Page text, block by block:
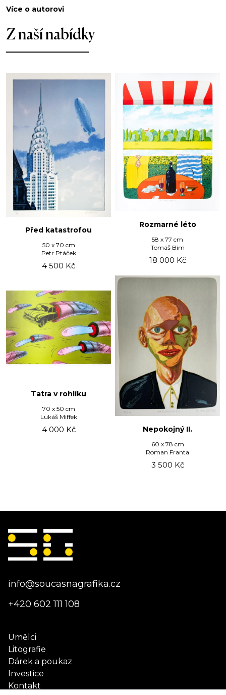
Více o autorovi
Z naší nabídky
Před katastrofou
50 x 70 cm
Petr Ptáček
4 500 Kč
Rozmarné léto
58 x 77 cm
Tomáš Bím
18 000 Kč
Tatra v rohlíku
70 x 50 cm
Lukáš Miffek
4 000 Kč Nepokojný II.
60 x 78 cm
Roman Franta
3 500 Kč
info@soucasnagrafika.cz
+420 602 111 108
Umělci
Litografie
Dárek a poukaz
Investice
Kontakt